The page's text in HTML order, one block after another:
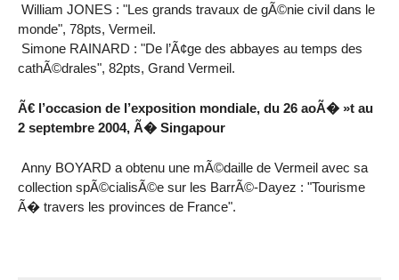
William JONES : "Les grands travaux de gÃ©nie civil dans le
monde", 78pts, Vermeil.
Simone RAINARD : "De l’Ã¢ge des abbayes au temps des
cathÃ©drales", 82pts, Grand Vermeil.
Ã€ l’occasion de l’exposition mondiale, du 26 aoÃ� »t au
2 septembre 2004, Ã� Singapour
Anny BOYARD a obtenu une mÃ©daille de Vermeil avec sa
collection spÃ©cialisÃ©e sur les BarrÃ©-Dayez : "Tourisme
Ã� travers les provinces de France".